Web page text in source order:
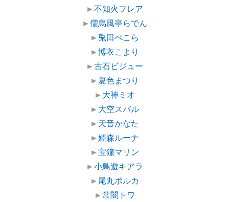
►不知火フレア
►儒烏風亭らでん
► 兎田ぺこら
►博衣こより
►古石ビジュー
► 夏色まつり
► 大神ミオ
► 大空スバル
► 天音かなた
►姫森ルーナ
►宝鐘マリン
►小鳥遊キアラ
► 尾丸ポルカ
►常闇トワ